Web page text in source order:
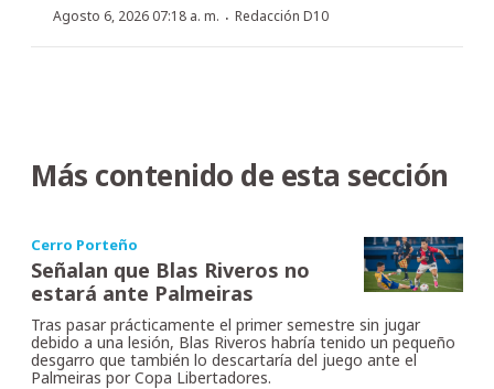
Agosto 6, 2026 07:18 a. m. · Redacción D10
Más contenido de esta sección
Cerro Porteño
Señalan que Blas Riveros no
estará ante Palmeiras
Tras pasar prácticamente el primer semestre sin jugar
debido a una lesión, Blas Riveros habría tenido un pequeño
desgarro que también lo descartaría del juego ante el
Palmeiras por Copa Libertadores.